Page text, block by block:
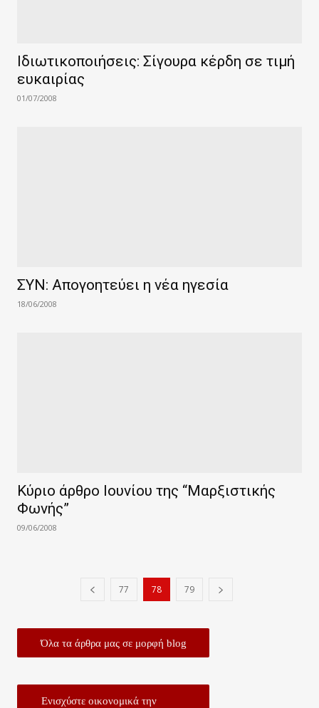
Ιδιωτικοποιήσεις: Σίγουρα κέρδη σε τιμή
ευκαιρίας
01/07/2008
ΣΥΝ: Απογοητεύει η νέα ηγεσία
18/06/2008
Κύριο άρθρο Ιουνίου της “Μαρξιστικής
Φωνής”
09/06/2008
77 78 79
Όλα τα άρθρα μας σε μορφή blog
Ενισχύστε οικονομικά την